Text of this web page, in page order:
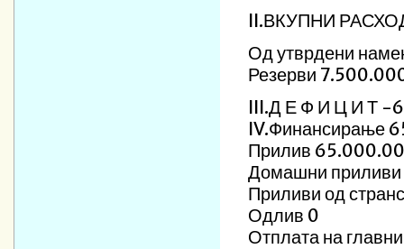
II.ВКУПНИ
Од утврдени
Резерви
III.Д Е Ф И Ц И Т -
IV.Финансирање
Прилив
Домашни
Приливи од
Одлив 0
Отплата на